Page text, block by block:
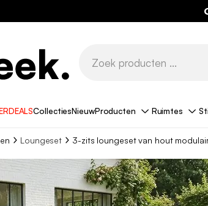
CollectiesNieuwProducten Ruimtes
Loungeset 3-zits loungeset van hout